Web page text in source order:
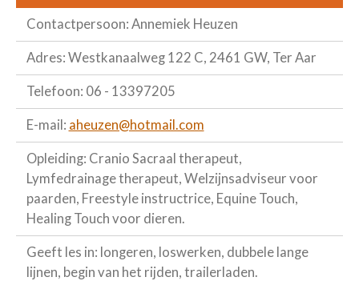
Contactpersoon: Annemiek Heuzen
Adres: Westkanaalweg 122 C, 2461 GW, Ter Aar
Telefoon: 06 - 13397205
E-mail: aheuzen@hotmail.com
Opleiding: Cranio Sacraal therapeut,
Lymfedrainage therapeut, Welzijnsadviseur voor
paarden, Freestyle instructrice, Equine Touch,
Healing Touch voor dieren.
Geeft les in: longeren, loswerken, dubbele lange
lijnen, begin van het rijden, trailerladen.